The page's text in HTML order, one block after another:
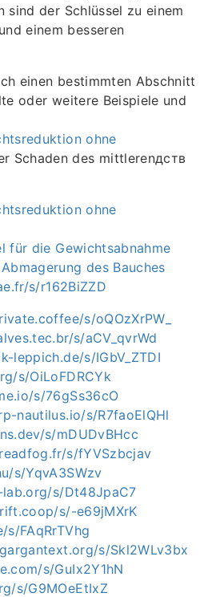
sind der Schlüssel zu einem
einem besseren
einen bestimmten Abschnitt
oder weitere Beispiele und
ohne
Schaden des mittlerenдств
ohne
für die Gewichtsabnahme
des Bauches
s/r162BiZZD
s/oQOzXrPW_
s/aCV_qvrWd
leppich.de/s/IGbV_ZTDI
s/OiLoFDRCYk
s/76gSs36cO
nautilus.io/s/R7faoElQHl
s/mDUDvBHcc
s/fYVSzbcjav
s/YqvA3SWzv
s/Dt48JpaC7
s/-e69jMXrK
FAqRrTVhg
s/Skl2WLv3bx
s/GuIx2Y1hN
s/G9MOeEtIxZ